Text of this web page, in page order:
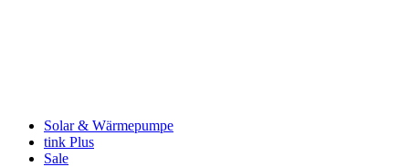
Solar & Wärmepumpe
tink Plus
Sale